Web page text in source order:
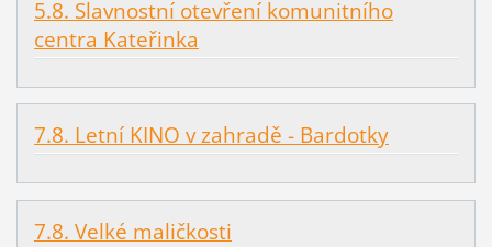
5.8. Slavnostní otevření komunitního
centra Kateřinka
7.8. Letní KINO v zahradě - Bardotky
7.8. Velké maličkosti